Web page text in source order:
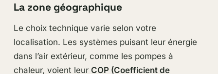
La zone géographique
Le choix technique varie selon votre
localisation. Les systèmes puisant leur énergie
dans l’air extérieur, comme les pompes à
chaleur, voient leur COP (Coefficient de